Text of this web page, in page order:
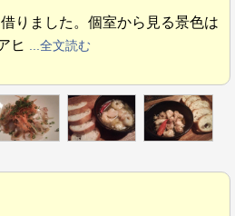
りました。個室から見る景色は
ヒ
...全文読む